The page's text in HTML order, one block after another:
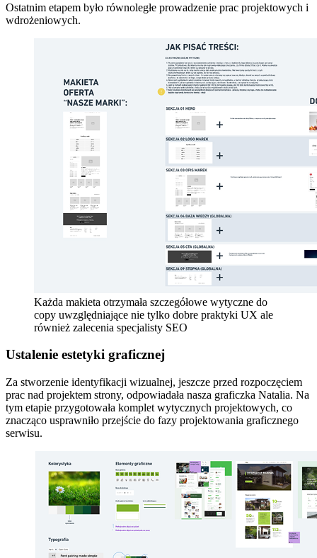
Ostatnim etapem było równoległe prowadzenie prac projektowych i
wdrożeniowych.
Każda makieta otrzymała szczegółowe wytyczne do
copy uwzględniające nie tylko dobre praktyki UX ale
również zalecenia specjalisty SEO
Ustalenie estetyki graficznej
Za stworzenie identyfikacji wizualnej, jeszcze przed rozpoczęciem
prac nad projektem strony, odpowiadała nasza graficzka Natalia. Na
tym etapie przygotowała komplet wytycznych projektowych, co
znacząco usprawniło przejście do fazy projektowania graficznego
serwisu.